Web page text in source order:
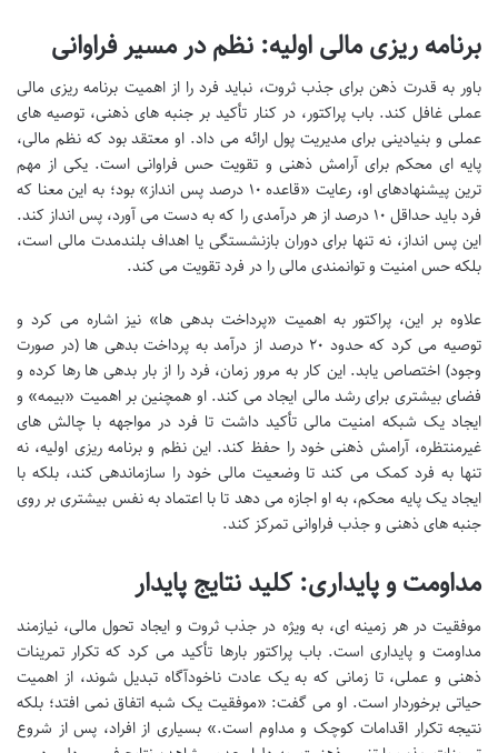
برنامه ریزی مالی اولیه: نظم در مسیر فراوانی
باور به قدرت ذهن برای جذب ثروت، نباید فرد را از اهمیت برنامه ریزی مالی
عملی غافل کند. باب پراکتور، در کنار تأکید بر جنبه های ذهنی، توصیه های
عملی و بنیادینی برای مدیریت پول ارائه می داد. او معتقد بود که نظم مالی،
پایه ای محکم برای آرامش ذهنی و تقویت حس فراوانی است. یکی از مهم
ترین پیشنهادهای او، رعایت «قاعده ۱۰ درصد پس انداز» بود؛ به این معنا که
فرد باید حداقل ۱۰ درصد از هر درآمدی را که به دست می آورد، پس انداز کند.
این پس انداز، نه تنها برای دوران بازنشستگی یا اهداف بلندمدت مالی است،
بلکه حس امنیت و توانمندی مالی را در فرد تقویت می کند.
علاوه بر این، پراکتور به اهمیت «پرداخت بدهی ها» نیز اشاره می کرد و
توصیه می کرد که حدود ۲۰ درصد از درآمد به پرداخت بدهی ها (در صورت
وجود) اختصاص یابد. این کار به مرور زمان، فرد را از بار بدهی ها رها کرده و
فضای بیشتری برای رشد مالی ایجاد می کند. او همچنین بر اهمیت «بیمه» و
ایجاد یک شبکه امنیت مالی تأکید داشت تا فرد در مواجهه با چالش های
غیرمنتظره، آرامش ذهنی خود را حفظ کند. این نظم و برنامه ریزی اولیه، نه
تنها به فرد کمک می کند تا وضعیت مالی خود را سازماندهی کند، بلکه با
ایجاد یک پایه محکم، به او اجازه می دهد تا با اعتماد به نفس بیشتری بر روی
جنبه های ذهنی و جذب فراوانی تمرکز کند.
مداومت و پایداری: کلید نتایج پایدار
موفقیت در هر زمینه ای، به ویژه در جذب ثروت و ایجاد تحول مالی، نیازمند
مداومت و پایداری است. باب پراکتور بارها تأکید می کرد که تکرار تمرینات
ذهنی و عملی، تا زمانی که به یک عادت ناخودآگاه تبدیل شوند، از اهمیت
حیاتی برخوردار است. او می گفت: «موفقیت یک شبه اتفاق نمی افتد؛ بلکه
نتیجه تکرار اقدامات کوچک و مداوم است.» بسیاری از افراد، پس از شروع